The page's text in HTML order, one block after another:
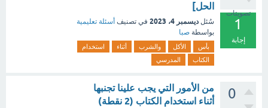
تصويتات
1
إجابة
الحل]
سُئل ديسمبر 4، 2023 في تصنيف أسئلة تعليمية
بواسطة صبا
بأس الأكل والشرب أثناء
استخدام
الكتاب
المدرسي
0
من الأمور التي يجب علينا تجنبها
أثناء استخدام الكتاب (2 نقطة)